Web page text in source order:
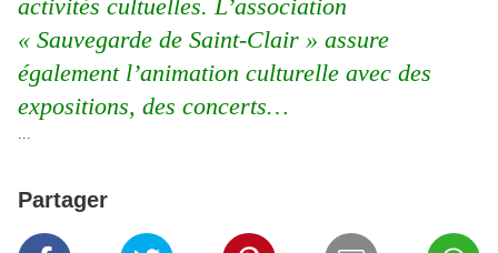
activités cultuelles. L’association
« Sauvegarde de Saint-Clair » assure
également l’animation culturelle avec des
expositions, des concerts…
...
Partager